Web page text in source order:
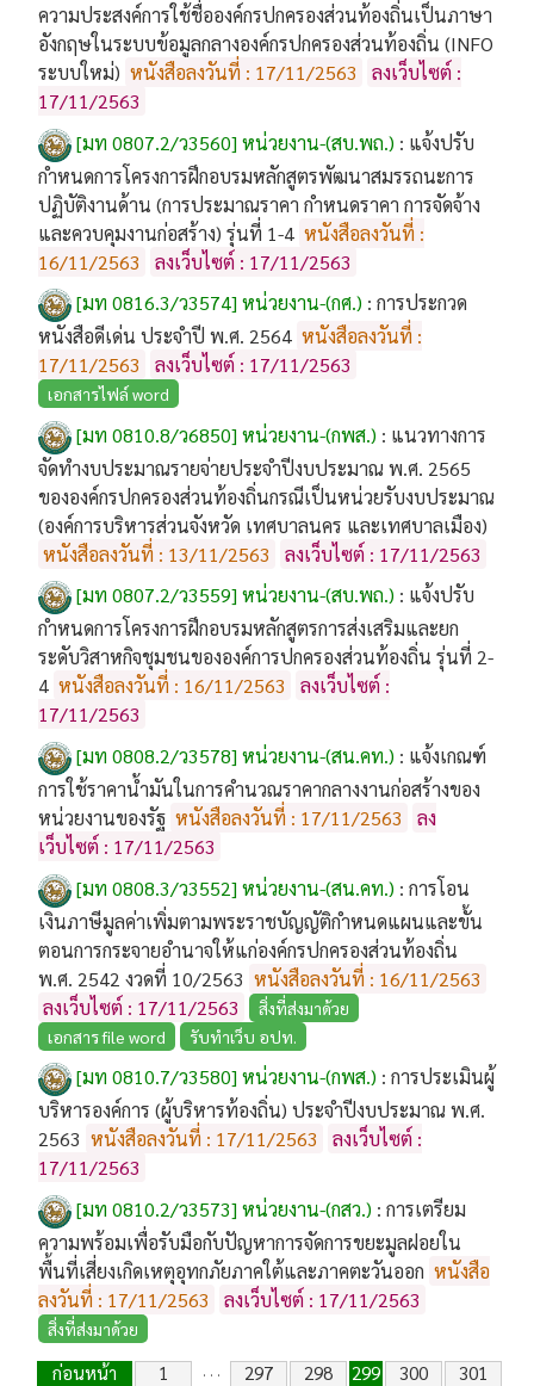
ความประสงค์การใช้ชื่อองค์กรปกครองส่วนท้องถิ่นเป็นภาษา
อังกฤษในระบบข้อมูลกลางองค์กรปกครองส่วนท้องถิ่น (INFO
ระบบใหม่) หนังสือลงวันที่ : 17/11/2563
ลงเว็บไซต์ :
17/11/2563
[มท 0807.2/ว3560] หน่วยงาน-(สบ.พถ.) : แจ้งปรับ
กำหนดการโครงการฝึกอบรมหลักสูตรพัฒนาสมรรถนะการ
ปฏิบัติงานด้าน (การประมาณราคา กำหนดราคา การจัดจ้าง
และควบคุมงานก่อสร้าง) รุ่นที่ 1-4 หนังสือลงวันที่ :
16/11/2563
ลงเว็บไซต์ : 17/11/2563
[มท 0816.3/ว3574] หน่วยงาน-(กศ.) : การประกวด
หนังสือดีเด่น ประจำปี พ.ศ. 2564 หนังสือลงวันที่ :
17/11/2563
ลงเว็บไซต์ : 17/11/2563
เอกสารไฟล์ word
[มท 0810.8/ว6850] หน่วยงาน-(กพส.) : แนวทางการ
จัดทำงบประมาณรายจ่ายประจำปีงบประมาณ พ.ศ. 2565
ขององค์กรปกครองส่วนท้องถิ่นกรณีเป็นหน่วยรับงบประมาณ
(องค์การบริหารส่วนจังหวัด เทศบาลนคร และเทศบาลเมือง)
หนังสือลงวันที่ : 13/11/2563
ลงเว็บไซต์ : 17/11/2563
[มท 0807.2/ว3559] หน่วยงาน-(สบ.พถ.) : แจ้งปรับ
กำหนดการโครงการฝึกอบรมหลักสูตรการส่งเสริมและยก
ระดับวิสาหกิจชุมชนขององค์การปกครองส่วนท้องถิ่น รุ่นที่ 2-
4 หนังสือลงวันที่ : 16/11/2563
ลงเว็บไซต์ :
17/11/2563
[มท 0808.2/ว3578] หน่วยงาน-(สน.คท.) : แจ้งเกณฑ์
การใช้ราคาน้ำมันในการคำนวณราคากลางงานก่อสร้างของ
หน่วยงานของรัฐ หนังสือลงวันที่ : 17/11/2563
ลง
เว็บไซต์ : 17/11/2563
[มท 0808.3/ว3552] หน่วยงาน-(สน.คท.) : การโอน
เงินภาษีมูลค่าเพิ่มตามพระราชบัญญัติกำหนดแผนและขั้น
ตอนการกระจายอำนาจให้แก่องค์กรปกครองส่วนท้องถิ่น
พ.ศ. 2542 งวดที่ 10/2563 หนังสือลงวันที่ : 16/11/2563
ลงเว็บไซต์ : 17/11/2563
สิ่งที่ส่งมาด้วย
เอกสาร file word
รับทำเว็บ อปท.
[มท 0810.7/ว3580] หน่วยงาน-(กพส.) : การประเมินผู้
บริหารองค์การ (ผู้บริหารท้องถิ่น) ประจำปีงบประมาณ พ.ศ.
2563 หนังสือลงวันที่ : 17/11/2563
ลงเว็บไซต์ :
17/11/2563
[มท 0810.2/ว3573] หน่วยงาน-(กสว.) : การเตรียม
ความพร้อมเพื่อรับมือกับปัญหาการจัดการขยะมูลฝอยใน
พื้นที่เสี่ยงเกิดเหตุอุทกภัยภาคใต้และภาคตะวันออก หนังสือ
ลงวันที่ : 17/11/2563
ลงเว็บไซต์ : 17/11/2563
สิ่งที่ส่งมาด้วย
ก่อนหน้า 1 . . . 297 298 299 300 301